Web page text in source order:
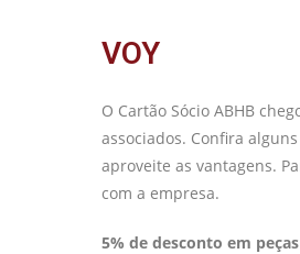
VOY
O Cartão Sócio ABHB
associados. Confira
aproveite as vantagens.
com a empresa.
5% de desconto em